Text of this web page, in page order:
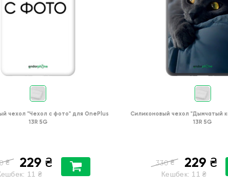
чехол "Чехол с фото" для OnePlus
13R 5G
₴ 229 ₴
11 ₴
Силиконовый чехол "Дымчатый
13R 5G
330 ₴ 229 ₴
Кешбек: 11 ₴